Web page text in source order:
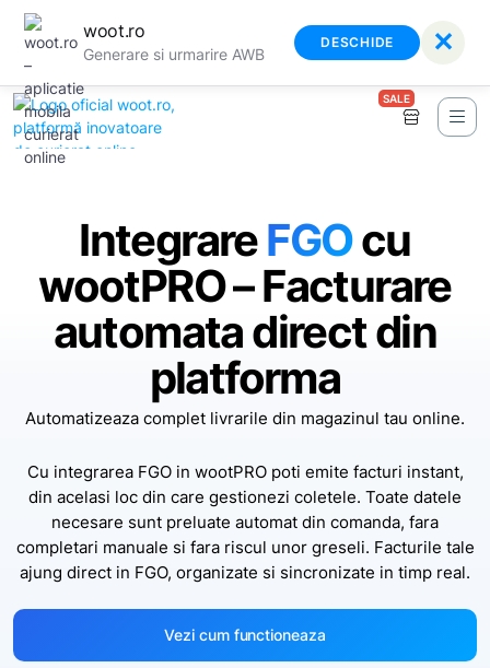
woot.ro
Generare si urmarire AWB
DESCHIDE ✕
SALE
IntegrareFGOcu
wootPRO – Facturare
automata direct din
platforma
Automatizeaza complet livrarile din magazinul tau online.
Cu integrarea FGO in wootPRO poti emite facturi instant,
din acelasi loc din care gestionezi coletele. Toate datele
necesare sunt preluate automat din comanda, fara
completari manuale si fara riscul unor greseli. Facturile tale
ajung direct in FGO, organizate si sincronizate in timp real.
Vezi cum functioneaza